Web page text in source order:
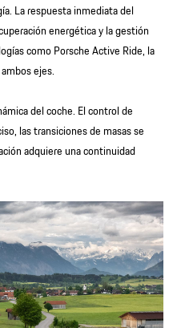
La respuesta inmediata del
energética y la gestión
como Porsche Active Ride, la
ejes.
del coche. El control de
las transiciones de masas se
adquiere una continuidad